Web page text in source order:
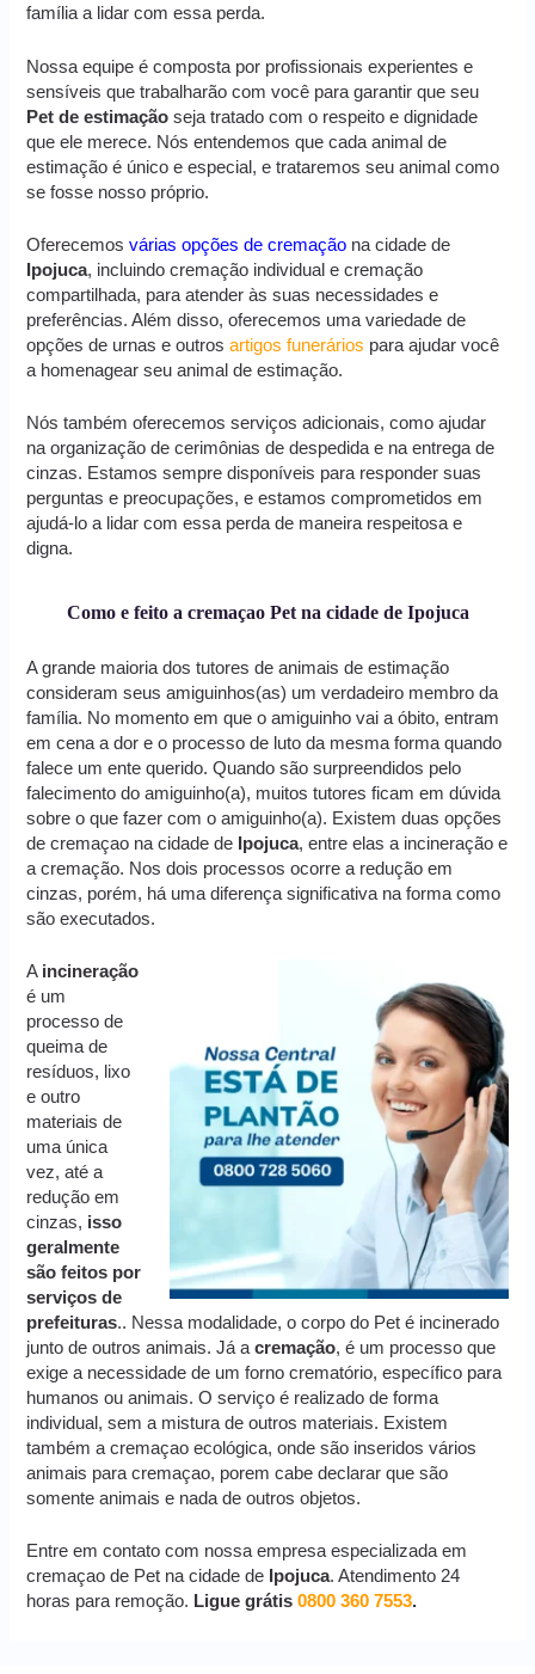
família a lidar com essa perda.
Nossa equipe é composta por profissionais experientes e
sensíveis que trabalharão com você para garantir que seu
Pet de estimação seja tratado com o respeito e dignidade
que ele merece. Nós entendemos que cada animal de
estimação é único e especial, e trataremos seu animal como
se fosse nosso próprio.
Oferecemosvárias opções de cremação na cidade de
Ipojuca, incluindo cremação individual e cremação
compartilhada, para atender às suas necessidades e
preferências. Além disso, oferecemos uma variedade de
opções de urnas e outrosartigos funerários para ajudar você
a homenagear seu animal de estimação.
Nós também oferecemos serviços adicionais, como ajudar
na organização de cerimônias de despedida e na entrega de
cinzas. Estamos sempre disponíveis para responder suas
perguntas e preocupações, e estamos comprometidos em
ajudá-lo a lidar com essa perda de maneira respeitosa e
digna.
Como e feito a cremaçao Pet na cidade de Ipojuca
A grande maioria dos tutores de animais de estimação
consideram seus amiguinhos(as) um verdadeiro membro da
família. No momento em que o amiguinho vai a óbito, entram
em cena a dor e o processo de luto da mesma forma quando
falece um ente querido. Quando são surpreendidos pelo
falecimento do amiguinho(a), muitos tutores ficam em dúvida
sobre o que fazer com o amiguinho(a). Existem duas opções
de cremaçao na cidade de Ipojuca, entre elas a incineração e
a cremação. Nos dois processos ocorre a redução em
cinzas, porém, há uma diferença significativa na forma como
são executados.
A incineração
é um
processo de
queima de
resíduos, lixo
e outro
materiais de
uma única
vez, até a
redução em
cinzas, isso
geralmente
são feitos por
serviços de
prefeituras.. Nessa modalidade, o corpo do Pet é incinerado
junto de outros animais. Já acremação, é um processo que
exige a necessidade de um forno crematório, específico para
humanos ou animais. O serviço é realizado de forma
individual, sem a mistura de outros materiais. Existem
também a cremaçao ecológica, onde são inseridos vários
animais para cremaçao, porem cabe declarar que são
somente animais e nada de outros objetos.
Entre em contato com nossa empresa especializada em
cremaçao de Pet na cidade de Ipojuca. Atendimento 24
horas para remoção. Ligue grátis0800 360 7553.